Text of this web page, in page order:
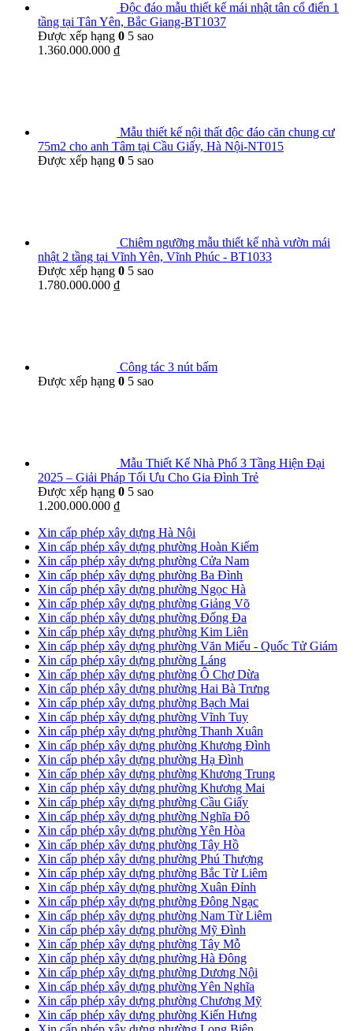
Độc đáo mẫu thiết kế mái nhật tân cổ điển 1
tầng tại Tân Yên, Bắc Giang-BT1037
Được xếp hạng 0 5 sao
1.360.000.000 ₫
Mẫu thiết kế nội thất độc đáo căn chung cư
75m2 cho anh Tâm tại Cầu Giấy, Hà Nội-NT015
Được xếp hạng 0 5 sao
Chiêm ngưỡng mẫu thiết kế nhà vườn mái
nhật 2 tầng tại Vĩnh Yên, Vĩnh Phúc - BT1033
Được xếp hạng 0 5 sao
1.780.000.000 ₫
Công tác 3 nút bấm
Được xếp hạng 0 5 sao
Mẫu Thiết Kế Nhà Phố 3 Tầng Hiện Đại
2025 – Giải Pháp Tối Ưu Cho Gia Đình Trẻ
Được xếp hạng 0 5 sao
1.200.000.000 ₫
Xin cấp phép xây dựng Hà Nội
Xin cấp phép xây dựng phường Hoàn Kiếm
Xin cấp phép xây dựng phường Cửa Nam
Xin cấp phép xây dựng phường Ba Đình
Xin cấp phép xây dựng phường Ngọc Hà
Xin cấp phép xây dựng phường Giảng Võ
Xin cấp phép xây dựng phường Đống Đa
Xin cấp phép xây dựng phường Kim Liên
Xin cấp phép xây dựng phường Văn Miếu - Quốc Tử Giám
Xin cấp phép xây dựng phường Láng
Xin cấp phép xây dựng phường Ô Chợ Dừa
Xin cấp phép xây dựng phường Hai Bà Trưng
Xin cấp phép xây dựng phường Bạch Mai
Xin cấp phép xây dựng phường Vĩnh Tuy
Xin cấp phép xây dựng phường Thanh Xuân
Xin cấp phép xây dựng phường Khương Đình
Xin cấp phép xây dựng phường Hạ Đình
Xin cấp phép xây dựng phường Khương Trung
Xin cấp phép xây dựng phường Khương Mai
Xin cấp phép xây dựng phường Cầu Giấy
Xin cấp phép xây dựng phường Nghĩa Đô
Xin cấp phép xây dựng phường Yên Hòa
Xin cấp phép xây dựng phường Tây Hồ
Xin cấp phép xây dựng phường Phú Thượng
Xin cấp phép xây dựng phường Bắc Từ Liêm
Xin cấp phép xây dựng phường Xuân Đỉnh
Xin cấp phép xây dựng phường Đông Ngạc
Xin cấp phép xây dựng phường Nam Từ Liêm
Xin cấp phép xây dựng phường Mỹ Đình
Xin cấp phép xây dựng phường Tây Mỗ
Xin cấp phép xây dựng phường Hà Đông
Xin cấp phép xây dựng phường Dương Nội
Xin cấp phép xây dựng phường Yên Nghĩa
Xin cấp phép xây dựng phường Chương Mỹ
Xin cấp phép xây dựng phường Kiến Hưng